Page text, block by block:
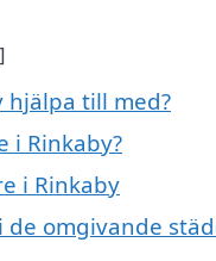
hjälpa till med?
i Rinkaby?
i Rinkaby
omgivande